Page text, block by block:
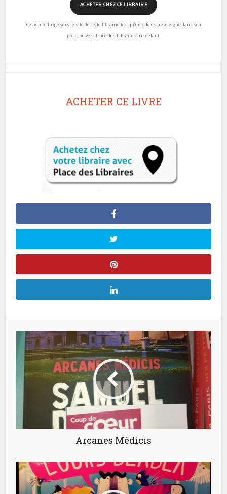
ACHETER CHEZ CE LIBRAIRE
Ce lien redirige vers le site de cette librairie lorsqu’un site est renseigné dans son
profil, ou vers Place des Libraires par défaut.
ACHETER CE LIVRE
Arcanes Médicis